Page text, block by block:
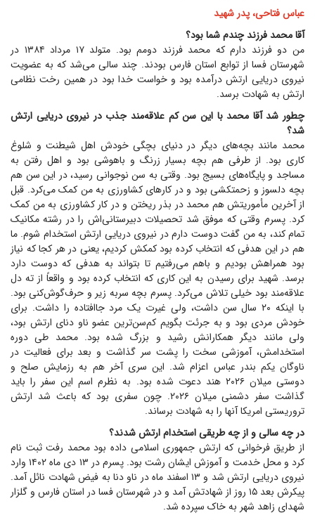
عباس فتاحی، پدر شهید
آقا محمد فرزند چندم شما بود؟
من دو فرزند دارم که محمد فرزند دومم بود. متولد ۱۷ مرداد ۱۳۸۴ در
شهرستان فسا از توابع استان فارس بودند. چند سالی می‌شد که به عضویت
نیروی دریایی ارتش درآمده بود و خواست خدا بود در همین رخت نظامی
ارتش به شهادت برسد.
چطور شد آقا محمد با این سن کم علاقه‌مند جذب در نیروی دریایی ارتش
شد؟
محمد مانند بچه‌های دیگر در دنیای بچگی خودش اهل شیطنت و شلوغ
کاری بود. از طرفی هم بچه بسیار زرنگ و باهوشی بود و اهل رفتن به
مساجد و پایگاه‌های بسیج بود. وقتی به سن نوجوانی رسید، در این سن هم
بچه دلسوز و زحمتکشی بود و در کار‌های کشاورزی به من کمک می‌کرد. قبل
از آخرین مأموریتش هم محمد در بذر ریختن و در کار کشاورزی به من کمک
کرد. پسرم وقتی که موفق شد تحصیلات دبیرستانی‌اش را در رشته مکانیک
تمام کند، به من گفت دوست دارم در نیروی دریایی ارتش استخدام شوم. ما
هم در این هدفی که انتخاب کرده بود کمکش کردیم، یعنی در هر کجا که نیاز
بود همراهش بودیم و باهم می‌رفتیم تا بتواند به هدفی که دوست دارد
برسد. شهید برای رسیدن به این کاری که انتخاب کرده بود و واقعاً از ته دل
علاقه‌مند بود خیلی تلاش می‌کرد. پسرم بچه سربه زیر و حرف‌گوش‌کنی بود.
با اینکه ۲۰ سال سن داشت، ولی غیرت یک مرد جاافتاده را داشت. برای
خودش مردی بود و به جرئت بگویم کم‌سن‌ترین عضو ناو دنای ارتش بود،
ولی مانند دیگر همکارانش رشید و بزرگ شده بود. محمد طی دوره
استخدامش، آموزشی سخت را پشت سر گذاشت و بعد برای فعالیت در
ناوگان یکم بندر عباس اعزام شد. این سری آخر هم به رزمایش صلح و
دوستی میلان ۲۰۲۶ هند دعوت شده بود. به نظرم اسم این سفر را باید
گذاشت سفر دشمنی میلان ۲۰۲۶. چون سفری بود که باعث شد ارتش
تروریستی امریکا آنها را به شهادت برساند.
در چه سالی و از چه طریقی استخدام ارتش شدند؟
از طریق فرخوانی که ارتش جمهوری اسلامی داده بود محمد رفت ثبت نام
کرد و محل خدمت و آموزش ایشان رشت بود. پسرم در ۱۳ دی ماه ۱۴۰۲ وارد
نیروی دریایی ارتش شد و ۱۳ اسفند ماه در ناو دنا به فیض شهادت نائل آمد.
پیکرش بعد ۱۵ روز از شهادتش آمد و در شهرستان فسا در استان فارس و گلزار
شهدای زاهد شهر به خاک سپرده شد.